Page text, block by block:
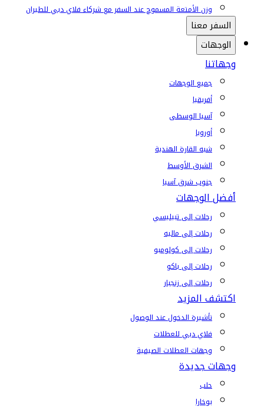
وزن الأمتعة المسموح عند السفر مع شركاء فلاي دبي للطيران
السفر معنا
الوجهات
وجهاتنا
جميع الوجهات
أفريقيا
آسيا الوسطى
أوروبا
شبه القارة الهندية
الشرق الأوسط
جنوب شرق آسيا
أفضل الوجهات
رحلات إلى تبيليسي
رحلات إلى ماليه
رحلات إلى كولومبو
رحلات إلى باكو
رحلات إلى زنجبار
اكتشف المزيد
تأشيرة الدخول عند الوصول
فلاي دبي للعطلات
وجهات العطلات الصيفية
وجهات جديدة
حلب
بوخارا